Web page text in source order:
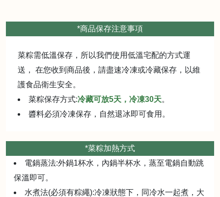
*商品保存注意事項
菜粽需低溫保存，所以我們使用低溫宅配的方式運
送， 在您收到商品後，請盡速冷凍或冷藏保存，以維
護食品衛生安全。
菜粽保存方式:冷藏可放5天，冷凍30天。
醬料必須冷凍保存，自然退冰即可食用。
*菜粽加熱方式
電鍋蒸法:外鍋1杯水，內鍋半杯水，蒸至電鍋自動跳
保溫即可。
水煮法(必須有粽繩):冷凍狀態下，同冷水一起煮，大